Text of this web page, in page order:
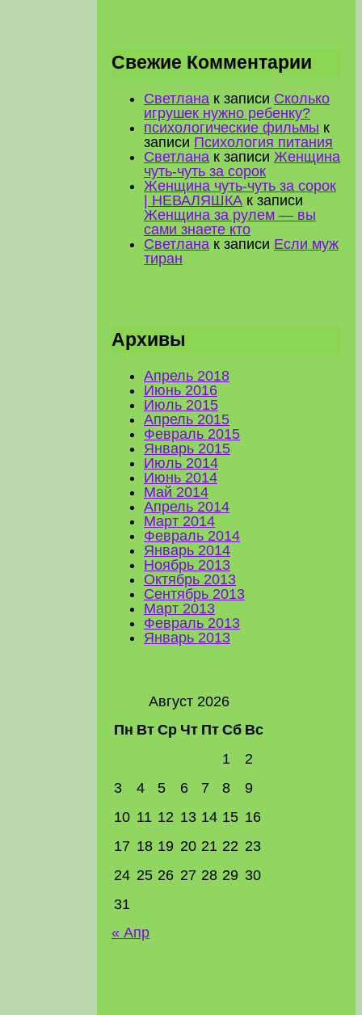
Свежие Комментарии
Светлана к записи Сколько
игрушек нужно ребенку?
психологические фильмы к
записи Психология питания
Светлана к записи Женщина
чуть-чуть за сорок
Женщина чуть-чуть за сорок
| НЕВАЛЯШКА к записи
Женщина за рулем — вы
сами знаете кто
Светлана к записи Если муж
тиран
Архивы
Апрель 2018
Июнь 2016
Июль 2015
Апрель 2015
Февраль 2015
Январь 2015
Июль 2014
Июнь 2014
Май 2014
Апрель 2014
Март 2014
Февраль 2014
Январь 2014
Ноябрь 2013
Октябрь 2013
Сентябрь 2013
Март 2013
Февраль 2013
Январь 2013
Август 2026
Пн Вт Ср Чт Пт Сб Вс
1
2
3
4 5 6 7 8
9
10 11 12 13 14 15 16
17 18 19 20 21 22 23
24 25 26 27 28 29 30
31
« Апр